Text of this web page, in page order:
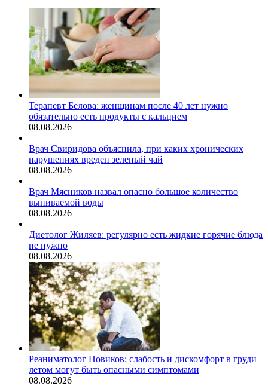
Терапевт Белова: женщинам после 40 лет нужно
обязательно есть продукты с кальцием
08.08.2026
Врач Свиридова объяснила, при каких хронических
нарушениях вреден зеленый чай
08.08.2026
Врач Мясников назвал опасно большое количество
выпиваемой воды
08.08.2026
Диетолог Жиляев: регулярно есть жидкие горячие блюда
не нужно
08.08.2026
Реаниматолог Новиков: слабость и дискомфорт в груди
летом могут быть опасными симптомами
08.08.2026